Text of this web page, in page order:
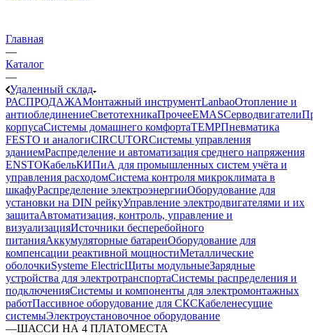
Главная
—
Каталог
—
Удаленный склад
РАСПРОДАЖАМонтажный инструментLanbaoОтопление и
антиоблединениеСветотехникаПрочееEMASCерводвигатели
корпусаСистемы домашнего комфортаTEMPПневматика
FESTO и аналогиCIRCUTORСистемы управления
зданиемРаспределение и автоматизация среднего напряжения
ENSTOКабельКИПиА для промышленных систем учёта и
управления расходомСистема контроля микроклимата в
шкафуРаспределение электроэнергииОборудование для
установки на DIN рейкуУправление электродвигателями и их
защитаАвтоматизация, контроль, управление и
визуализацияИсточники бесперебойного
питанияАккумуляторные батареиОборудование для
компенсации реактивной мощностиМеталлические
оболочкиSysteme ElectricЩиты модульныеЗарядные
устройства для электротранспортаСистемы распределения и
подключенияСистемы и компоненты для электромонтажных
работПассивное оборудование для СКСКабеленесущие
системыЭлектроустановочное оборудование
—ШАССИ НА 4 ПЛАТОМЕСТА